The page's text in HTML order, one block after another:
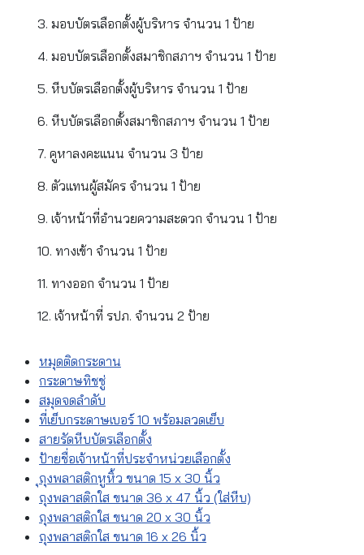
3. มอบบัตรเลือกตั้งผู้บริหาร จำนวน 1 ป้าย
4. มอบบัตรเลือกตั้งสมาชิกสภาฯ จำนวน 1 ป้าย
5. หีบบัตรเลือกตั้งผู้บริหาร จำนวน 1 ป้าย
6. หีบบัตรเลือกตั้งสมาชิกสภาฯ จำนวน 1 ป้าย
7. คูหาลงคะแนน จำนวน 3 ป้าย
8. ตัวแทนผู้สมัคร จำนวน 1 ป้าย
9. เจ้าหน้าที่อำนวยความสะดวก จำนวน 1 ป้าย
10. ทางเข้า จำนวน 1 ป้าย
11. ทางออก จำนวน 1 ป้าย
12. เจ้าหน้าที่ รปภ. จำนวน 2 ป้าย
หมุดติดกระดาน
กระดาษทิชชู่
สมุดจดลำดับ
ที่เย็บกระดาษเบอร์ 10 พร้อมลวดเย็บ
สายรัดหีบบัตรเลือกตั้ง
ป้ายชื่อเจ้าหน้าที่ประจำหน่วยเลือกตั้ง
ุถุงพลาสติกหูหิ้ว ขนาด 15 x 30 นิ้ว
ถุงพลาสติกใส ขนาด 36 x 47 นิ้ว (ใส่หีบ)
ถุงพลาสติกใส ขนาด 20 x 30 นิ้ว
ถุงพลาสติกใส ขนาด 16 x 26 นิ้ว